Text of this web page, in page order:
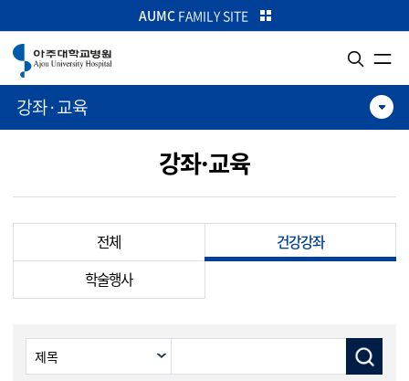
본문으로 가기
주메뉴로 가기
카피라이트로 가기
AUMCFAMILY SITE
강좌·교육
강좌·교육
전체
건강강좌
학술행사